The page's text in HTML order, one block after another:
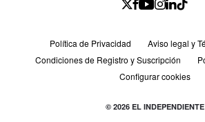
Política de Privacidad
Aviso legal y
Condiciones de Registro y Suscripción
Configurar cookies
© 2026 EL INDEPENDIENTE